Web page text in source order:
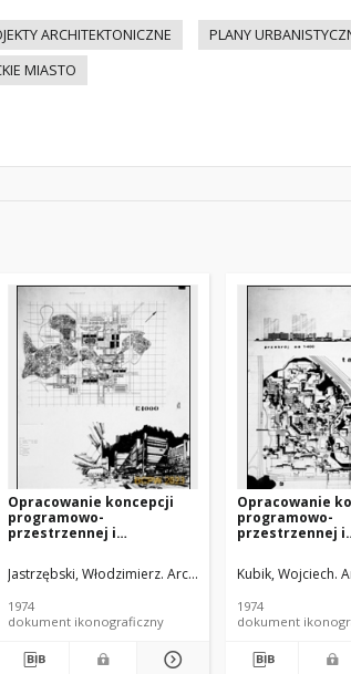
ARCHITEKTONICZNE PLANY
MIASTO
Architekt
Janusz (1949- ). Architekt
Opracowanie koncepcji
programowo-
przestrzennej i
przemysłowego
Tarchomin w Warszawie -
praca nr 7, wyróżnienie I
stopnia. Zdj. 4, Plan i
Jastrzębski, Włodzimierz. Architekt Latek, Irena.
1974
dokument ikonograficzny
Opracowanie
programowo-
przestrzennej i
przemysłowego
Tarchomin w
praca nr 10, II
Zdj. 1, Przekrój
Kubik, Wojciech.
1974
dokument